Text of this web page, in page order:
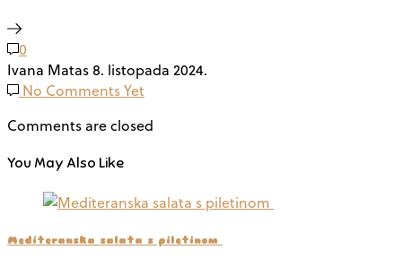
0
Ivana Matas 8. listopada 2024.
No Comments Yet
Comments are closed
You May Also Like
Mediteranska salata s piletinom